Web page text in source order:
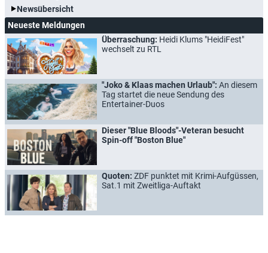
Newsübersicht
Neueste Meldungen
Überraschung: Heidi Klums "HeidiFest"
wechselt zu RTL
"Joko & Klaas machen Urlaub": An diesem
Tag startet die neue Sendung des
Entertainer-Duos
Dieser "Blue Bloods"-Veteran besucht
Spin-off "Boston Blue"
Quoten: ZDF punktet mit Krimi-Aufgüssen,
Sat.1 mit Zweitliga-Auftakt